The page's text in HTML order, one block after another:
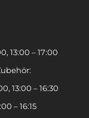
13:00 – 17:00
13:00 – 16:30
– 16:15